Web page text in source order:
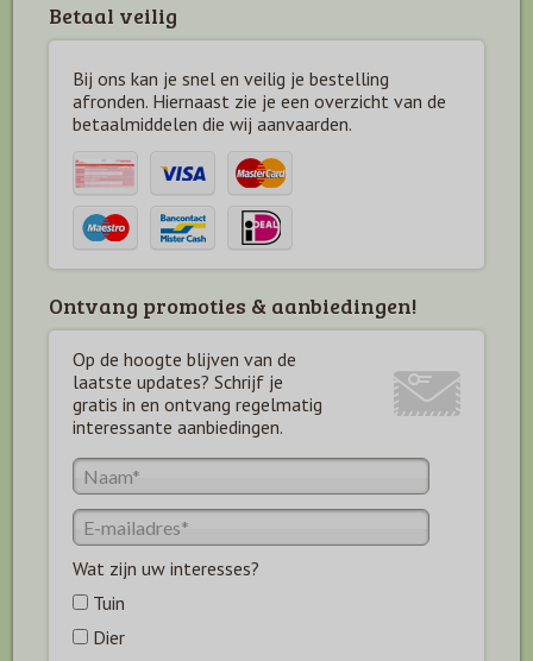
Betaal veilig
Bij ons kan je snel en veilig je bestelling
afronden. Hiernaast zie je een overzicht van de
betaalmiddelen die wij aanvaarden.
Ontvang promoties & aanbiedingen!
Op de hoogte blijven van de
laatste updates? Schrijf je
gratis in en ontvang regelmatig
interessante aanbiedingen.
Wat zijn uw interesses?
Tuin
Dier